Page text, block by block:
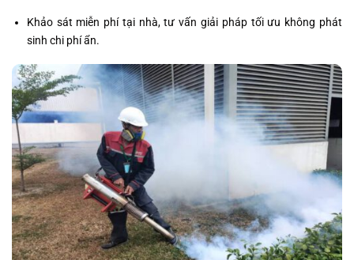
Khảo sát miễn phí tại nhà, tư vấn giải pháp tối ưu không phát
sinh chi phí ẩn.